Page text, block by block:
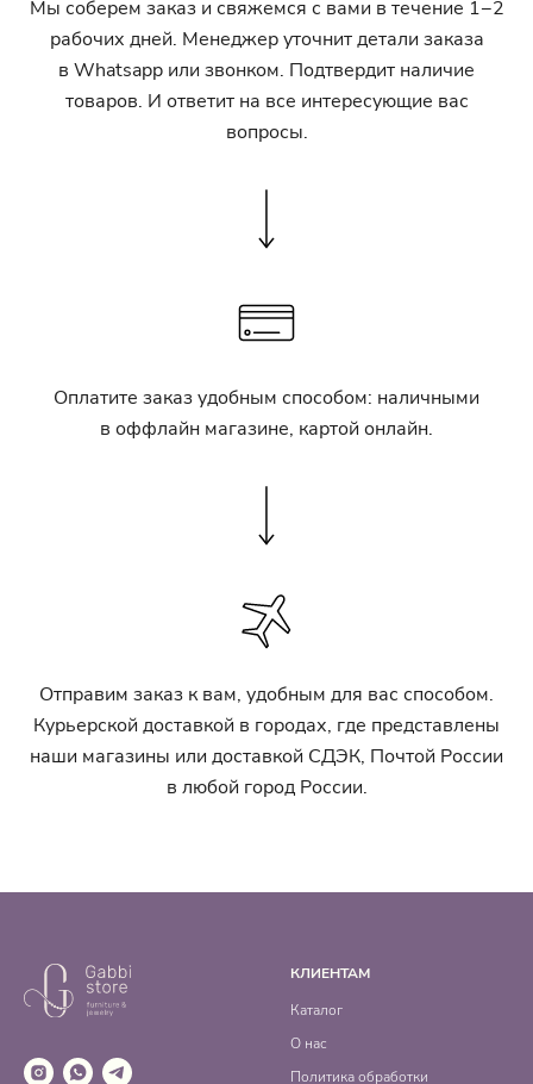
Мы соберем заказ и свяжемся с вами в течение 1−2
рабочих дней. Менеджер уточнит детали заказа
в Whatsapp или звонком. Подтвердит наличие
товаров. И ответит на все интересующие вас
вопросы.
Оплатите заказ удобным способом: наличными
в оффлайн магазине, картой онлайн.
Отправим заказ к вам, удобным для вас способом.
Курьерской доставкой в городах, где представлены
наши магазины или доставкой СДЭК, Почтой России
в любой город России.
КЛИЕНТАМ
Каталог
О нас
Политика обработки